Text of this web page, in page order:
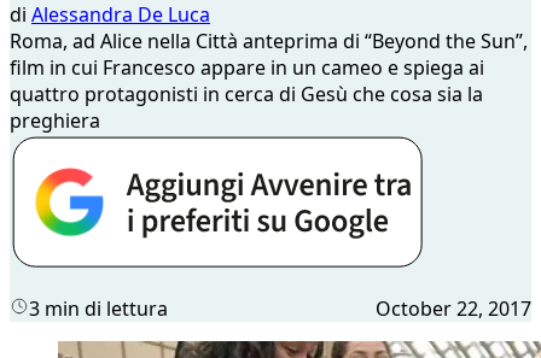
di Alessandra De Luca
Roma, ad Alice nella Città anteprima di “Beyond the Sun”,
film in cui Francesco appare in un cameo e spiega ai
quattro protagonisti in cerca di Gesù che cosa sia la
preghiera
3 min di lettura October 22, 2017